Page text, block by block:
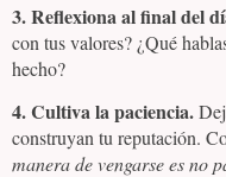
3. Reflexiona al final del
con tus valores? ¿Qué
hecho?
4. Cultiva la paciencia.
construyan tu reputación.
manera de vengarse es no